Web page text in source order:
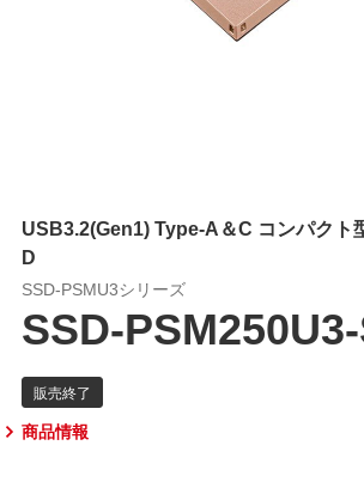
USB3.2(Gen1) Type-A＆C コンパク
D
SSD-PSMU3シリーズ
SSD-
商品情報